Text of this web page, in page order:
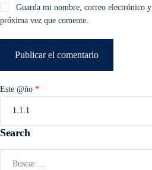
Guarda mi nombre, correo electrónico
próxima vez que comente.
Este @ño *
Search